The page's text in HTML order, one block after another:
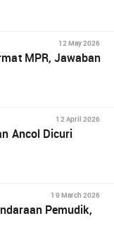
12 May 2026
MPR, Jawaban
12 April 2026
Ancol Dicuri
19 March 2026
Pemudik,